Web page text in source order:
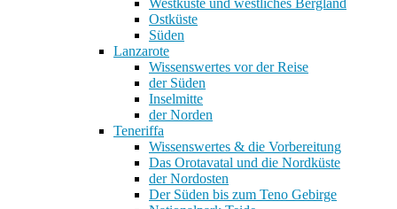
Westküste und westliches Bergland
Ostküste
Süden
Lanzarote
Wissenswertes vor der Reise
der Süden
Inselmitte
der Norden
Teneriffa
Wissenswertes & die Vorbereitung
Das Orotavatal und die Nordküste
der Nordosten
Der Süden bis zum Teno Gebirge